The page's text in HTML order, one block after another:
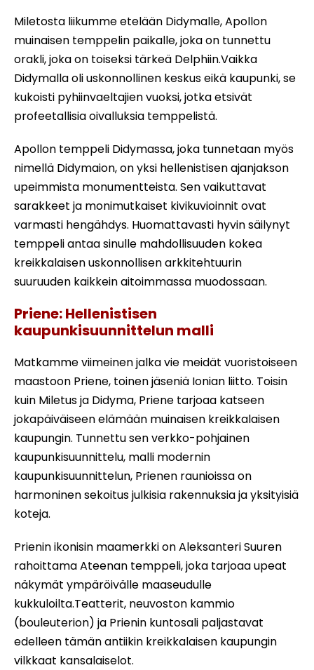
Miletosta liikumme etelään Didymalle, Apollon
muinaisen temppelin paikalle, joka on tunnettu
orakli, joka on toiseksi tärkeä Delphiin.Vaikka
Didymalla oli uskonnollinen keskus eikä kaupunki, se
kukoisti pyhiinvaeltajien vuoksi, jotka etsivät
profeetallisia oivalluksia temppelistä.
Apollon temppeli Didymassa, joka tunnetaan myös
nimellä Didymaion, on yksi hellenistisen ajanjakson
upeimmista monumentteista. Sen vaikuttavat
sarakkeet ja monimutkaiset kivikuvioinnit ovat
varmasti hengähdys. Huomattavasti hyvin säilynyt
temppeli antaa sinulle mahdollisuuden kokea
kreikkalaisen uskonnollisen arkkitehtuurin
suuruuden kaikkein aitoimmassa muodossaan.
Priene: Hellenistisen
kaupunkisuunnittelun malli
Matkamme viimeinen jalka vie meidät vuoristoiseen
maastoon Priene, toinen jäseniä Ionian liitto. Toisin
kuin Miletus ja Didyma, Priene tarjoaa katseen
jokapäiväiseen elämään muinaisen kreikkalaisen
kaupungin. Tunnettu sen verkko-pohjainen
kaupunkisuunnittelu, malli modernin
kaupunkisuunnittelun, Prienen raunioissa on
harmoninen sekoitus julkisia rakennuksia ja yksityisiä
koteja.
Prienin ikonisin maamerkki on Aleksanteri Suuren
rahoittama Ateenan temppeli, joka tarjoaa upeat
näkymät ympäröivälle maaseudulle
kukkuloilta.Teatterit, neuvoston kammio
(bouleuterion) ja Prienin kuntosali paljastavat
edelleen tämän antiikin kreikkalaisen kaupungin
vilkkaat kansalaiselot.